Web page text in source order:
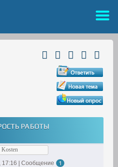
РАБОТЫ
Kosten
17:16 | Сообщение
1